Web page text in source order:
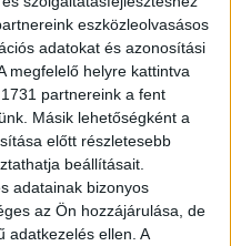
eszközleolvasásos
adatokat és azonosítási
megfelelő helyre kattintva
partnereink a fent
Másik lehetőségként a
előtt részletesebb
beállításait.
adatainak bizonyos
az Ön hozzájárulása, de
adatkezelés ellen. A
1835.
ny